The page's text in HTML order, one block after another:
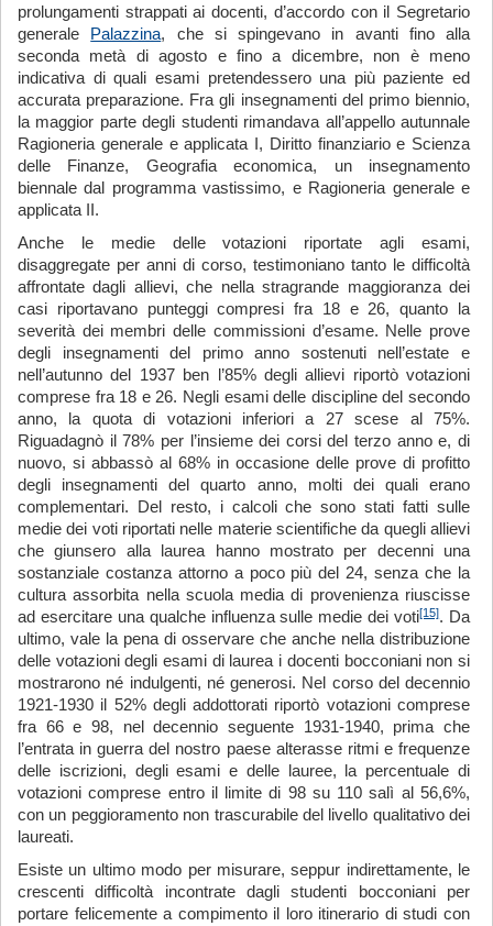
prolungamenti strappati ai docenti, d’accordo con il Segretario
generale
Palazzina, che si spingevano in avanti fino alla
seconda metà di agosto e fino a dicembre, non è meno
indicativa di quali esami pretendessero una più paziente ed
accurata preparazione. Fra gli insegnamenti del primo biennio,
la maggior parte degli studenti rimandava all’appello autunnale
Ragioneria generale e applicata I, Diritto finanziario e Scienza
delle Finanze, Geografia economica, un insegnamento
biennale dal programma vastissimo, e Ragioneria generale e
applicata II.
Anche le medie delle votazioni riportate agli esami,
disaggregate per anni di corso, testimoniano tanto le difficoltà
affrontate dagli allievi, che nella stragrande maggioranza dei
casi riportavano punteggi compresi fra 18 e 26, quanto la
severità dei membri delle commissioni d’esame. Nelle prove
degli insegnamenti del primo anno sostenuti nell’estate e
nell’autunno del 1937 ben l’85% degli allievi riportò votazioni
comprese fra 18 e 26. Negli esami delle discipline del secondo
anno, la quota di votazioni inferiori a 27 scese al 75%.
Riguadagnò il 78% per l’insieme dei corsi del terzo anno e, di
nuovo, si abbassò al 68% in occasione delle prove di profitto
degli insegnamenti del quarto anno, molti dei quali erano
complementari. Del resto, i calcoli che sono stati fatti sulle
medie dei voti riportati nelle materie scientifiche da quegli allievi
che giunsero alla laurea hanno mostrato per decenni una
sostanziale costanza attorno a poco più del 24, senza che la
cultura assorbita nella scuola media di provenienza riuscisse
ad esercitare una qualche influenza sulle medie dei voti[15]. Da
ultimo, vale la pena di osservare che anche nella distribuzione
delle votazioni degli esami di laurea i docenti bocconiani non si
mostrarono né indulgenti, né generosi. Nel corso del decennio
1921-1930 il 52% degli addottorati riportò votazioni comprese
fra 66 e 98, nel decennio seguente 1931-1940, prima che
l’entrata in guerra del nostro paese alterasse ritmi e frequenze
delle iscrizioni, degli esami e delle lauree, la percentuale di
votazioni comprese entro il limite di 98 su 110 salì al 56,6%,
con un peggioramento non trascurabile del livello qualitativo dei
laureati.
Esiste un ultimo modo per misurare, seppur indirettamente, le
crescenti difficoltà incontrate dagli studenti bocconiani per
portare felicemente a compimento il loro itinerario di studi con